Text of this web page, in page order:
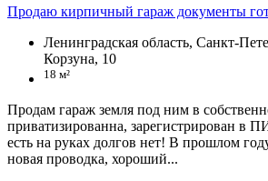
Продаю кирпичный гараж документы
Ленинградская область, Санкт-
Корзуна, 10
18 м²
Продам гараж земля под ним в
приватизированна, зарегистрирован в
есть на руках долгов нет! В прошлом
новая проводка, хороший...